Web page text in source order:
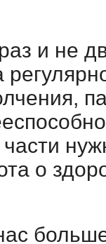
и не
части
о